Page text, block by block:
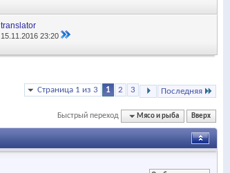
translator
15.11.201623:20
Страница 1 из 3 1 2 3 Последняя
Быстрый переход Мясо и рыба Вверх